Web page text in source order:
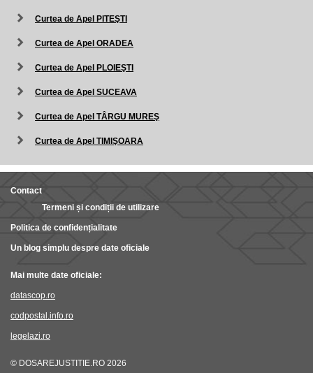
Curtea de Apel PITEŞTI
Curtea de Apel ORADEA
Curtea de Apel PLOIEŞTI
Curtea de Apel SUCEAVA
Curtea de Apel TÂRGU MUREŞ
Curtea de Apel TIMIŞOARA
Contact
Termeni și condiții de utilizare
Politica de confidențialitate
Un blog simplu despre date oficiale
Mai multe date oficiale:
datascop.ro
codpostal.info.ro
legelazi.ro
© DOSAREJUSTITIE.RO 2026